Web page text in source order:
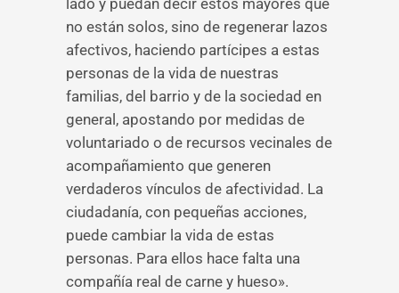
lado y puedan decir estos mayores que
no están solos, sino de regenerar lazos
afectivos, haciendo partícipes a estas
personas de la vida de nuestras
familias, del barrio y de la sociedad en
general, apostando por medidas de
voluntariado o de recursos vecinales de
acompañamiento que generen
verdaderos vínculos de afectividad. La
ciudadanía, con pequeñas acciones,
puede cambiar la vida de estas
personas. Para ellos hace falta una
compañía real de carne y hueso».